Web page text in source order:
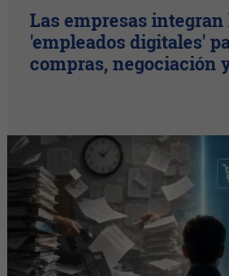
Las empresas
'empleados digitales'
compras, negociación